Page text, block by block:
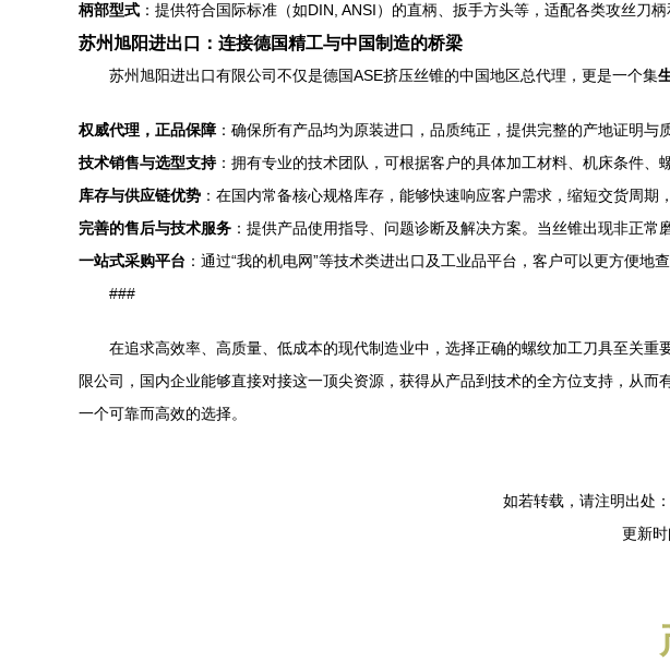
柄部型式 ：提供符合国际标准（如DIN, ANSI）的直柄、扳手方头等，适配各类攻丝刀柄
苏州旭阳进出口：连接德国精工与中国制造的桥梁
苏州旭阳进出口有限公司不仅是德国ASE挤压丝锥的中国地区总代理，更是一个集
权威代理，正品保障 ：确保所有产品均为原装进口，品质纯正，提供完整的产地证明与
技术销售与选型支持：拥有专业的技术团队，可根据客户的具体加工材料、机床条件、
库存与供应链优势 ：在国内常备核心规格库存，能够快速响应客户需求，缩短交货周期
完善的售后与技术服务 ：提供产品使用指导、问题诊断及解决方案。当丝锥出现非正常
一站式采购平台 ：通过“我的机电网”等技术类进出口及工业品平台，客户可以更方便地
###
在追求高效率、高质量、低成本的现代制造业中，选择正确的螺纹加工刀具至关
限公司，国内企业能够直接对接这一顶尖资源，获得从产品到技术的全方位支持，从
一个可靠而高效的选择。
如若转载，请注明出处
更新